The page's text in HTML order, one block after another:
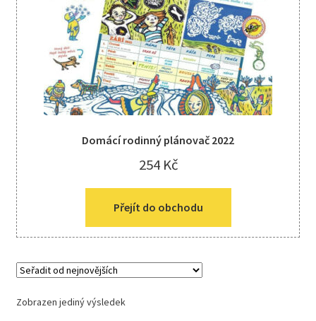
Kreativní tvoření
child
menu
Domácí rodinný plánovač 2022
254 Kč
Přejít do obchodu
Zobrazen jediný výsledek